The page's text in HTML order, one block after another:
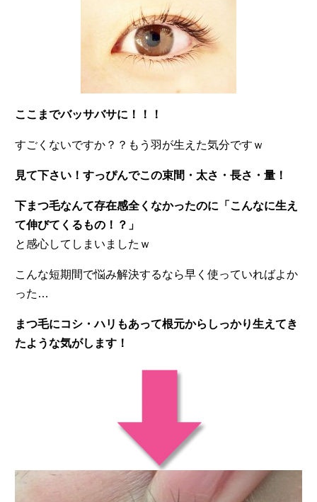
ここまでバッサバサに！！！
すごくないですか？？もう羽が生えた気分ですｗ
見て下さい！すっぴんでこの束間・太さ・長さ・量！
下まつ毛なんて存在感全くなかったのに「こんなに生え
て伸びてくるもの！？」
と感心してしまいましたｗ
こんな短期間で悩み解決するなら早く使っていればよか
った…
まつ毛にコシ・ハリもあって根元からしっかり生えてき
たような気がします！